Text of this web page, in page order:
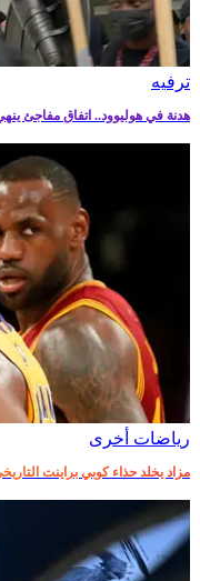
ترفيه‎
هدنة في هوليوود.. اتفاق مفاجئ
رياضات أخرى
مزاد يخلد حذاء كوبي براينت التاريخي